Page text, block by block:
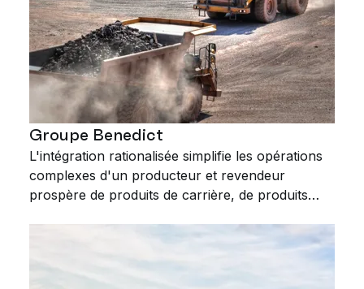
Groupe Benedict
L'intégration rationalisée simplifie les opérations
complexes d'un producteur et revendeur
prospère de produits de carrière, de produits